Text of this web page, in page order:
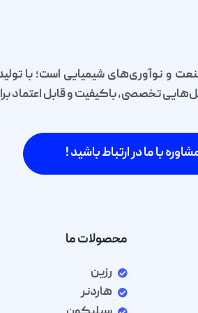
و نوآوری‌های شیمیایی است؛ با
تخصصی، باکیفیت و قابل اعتماد
با ما در ارتباط باشید !
محصولات ما
رزین
هاردنر